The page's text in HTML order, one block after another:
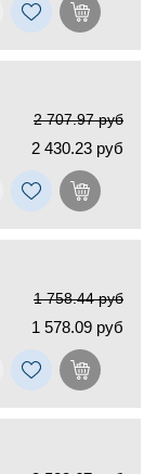
2 707.97 руб
2 430.23 руб
1 758.44 руб
1 578.09 руб